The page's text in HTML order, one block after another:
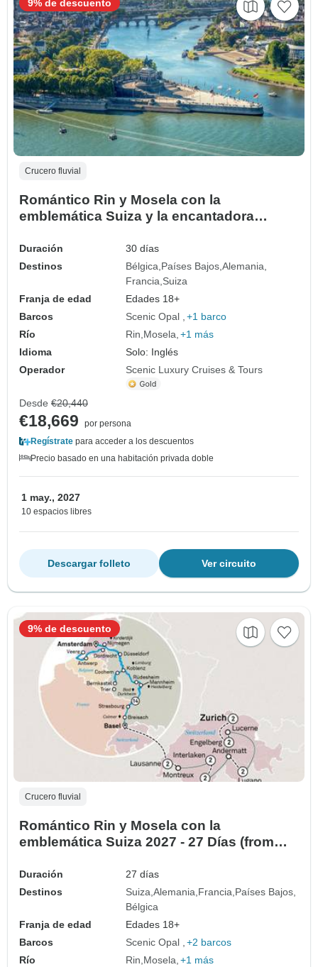
Crucero fluvial
Romántico Rin y Mosela con la
emblemática Suiza y la encantadora
Zúrich)
Duración
30 días
Destinos
Bélgica Países Bajos Alemania
Francia Suiza
Franja de edad
Edades 18+
Barcos
Scenic Opal
+1 barco
Río
Rin Mosela +1 más
Idioma
Solo: Inglés
Operador
Scenic Luxury Cruises & Tours
9% de descuento
Desde €20,440
€18,669
por persona
Regístrate para acceder a los descuentos
Precio basado en una habitación privada doble
1 may., 2027
10 espacios libres
Ver circuito
Descargar folleto
Crucero fluvial
Romántico Rin y Mosela con la
emblemática Suiza 2027 - 27 Días (from
Duración
27 días
Destinos
Suiza Alemania Francia Países Bajos
Bélgica
Franja de edad
Edades 18+
Barcos
Scenic Opal
+2 barcos
Río
Rin Mosela +1 más
9% de descuento